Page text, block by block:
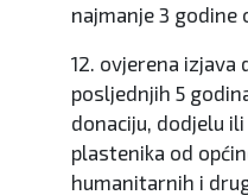
najmanje 3 godine
12. ovjerena izjava
posljednjih 5
donaciju, dodjelu
plastenika od
humanitarnih i